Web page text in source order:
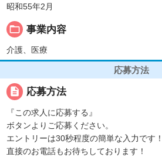
昭和55年2月
folder_open 事業内容
介護、医療
応募方法
description 応募方法
『この求人に応募する』
ボタンよりご応募ください。
エントリーは30秒程度の簡単な入力です！
直接のお電話もお待ちしております！